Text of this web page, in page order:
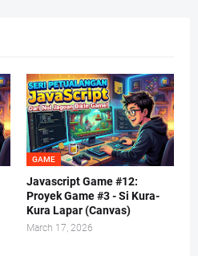
GAME
Javascript Game #12:
Proyek Game #3 - Si Kura-
Kura Lapar (Canvas)
March 17, 2026